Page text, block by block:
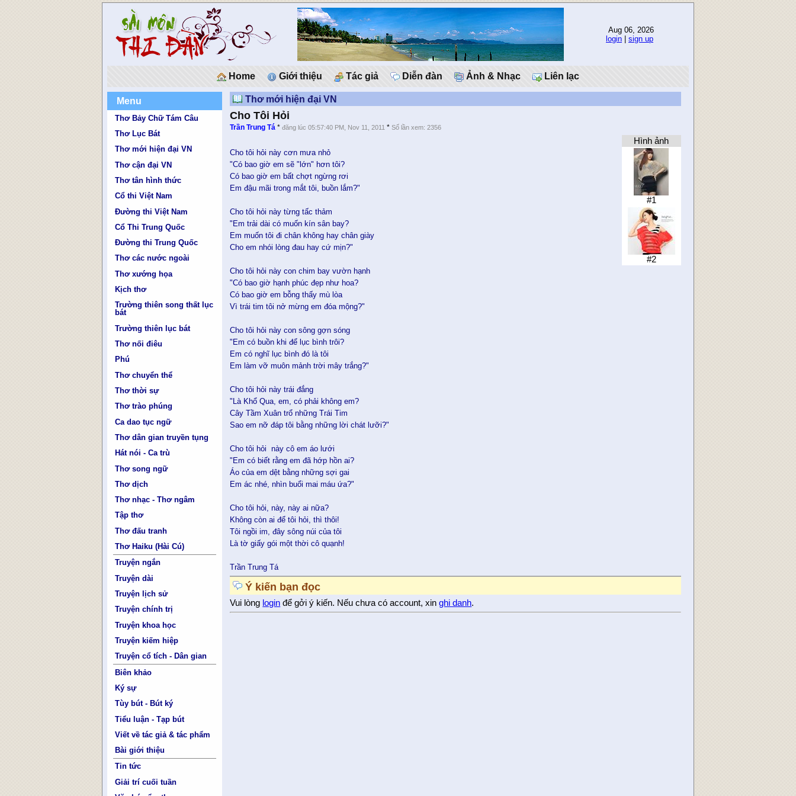
Aug 06, 2026
login
sign up
Home Giới thiệu Tác giả Diễn đàn Ảnh & Nhạc Liên lạc
Menu
Thơ Bảy Chữ Tám Câu
Thơ Lục Bát
Thơ mới hiện đại VN
Thơ cận đại VN
Thơ tân hình thức
Cổ thi Việt Nam
Đường thi Việt Nam
Cổ Thi Trung Quốc
Đường thi Trung Quốc
Thơ các nước ngoài
Thơ xướng họa
Kịch thơ
Trường thiên song thất lục
bát
Trường thiên lục bát
Thơ nối điêu
Phú
Thơ chuyển thể
Thơ thời sự
Thơ trào phúng
Ca dao tục ngữ
Thơ dân gian truyền tụng
Hát nói - Ca trù
Thơ song ngữ
Thơ dịch
Thơ nhạc - Thơ ngâm
Tập thơ
Thơ đấu tranh
Thơ Haiku (Hài Cú)
Truyện ngắn
Truyện dài
Truyện lịch sử
Truyện chính trị
Truyện khoa học
Truyện kiếm hiệp
Truyện cổ tích - Dân gian
Biên khảo
Ký sự
Tùy bút - Bút ký
Tiểu luận - Tạp bút
Viết về tác giả & tác phẩm
Bài giới thiệu
Tin tức
Giải trí cuối tuần
Thơ mới hiện đại VN
Cho Tôi Hỏi
Trần Trung Tá *đăng lúc 05:57:40 PM, Nov 11, 2011 *Số lần xem: 2356
Hình ảnh
#1
#2
Cho tôi hỏi này cơn mưa nhỏ
"Có bao giờ em sẽ "lớn" hơn tôi?
Có bao giờ em bất chợt ngừng rơi
Em đậu mãi trong mắt tôi, buồn lắm?"
Cho tôi hỏi này từng tấc thảm
"Em trải dài có muốn kín sân bay?
Em muốn tôi đi chân không hay chân giày
Cho em nhói lòng đau hay cứ mịn?"
Cho tôi hỏi này con chim bay vườn hạnh
"Có bao giờ hạnh phúc đẹp như hoa?
Có bao giờ em bỗng thấy mù lòa
Vì trái tim tôi nở mừng em đóa mộng?"
Cho tôi hỏi này con sông gợn sóng
"Em có buồn khi để lục bình trôi?
Em có nghĩ lục bình đó là tôi
Em làm vỡ muôn mảnh trời mây trắng?"
Cho tôi hỏi này trái đắng
"Là Khổ Qua, em, có phải không em?
Cây Tầm Xuân trổ những Trái Tim
Sao em nỡ đáp tôi bằng những lời chát lưỡi?"
Cho tôi hỏi này cô em áo lưới
"Em có biết rằng em đã hớp hồn ai?
Áo của em dệt bằng những sợi gai
Em ác nhé, nhìn buổi mai máu ứa?"
Cho tôi hỏi, này, này ai nữa?
Không còn ai để tôi hỏi, thì thôi!
Tôi ngồi im, đây sông núi của tôi
Là tờ giấy gói một thời cô quạnh!
Trần Trung Tá
Ý kiến bạn đọc
Vui lòng login để gởi ý kiến. Nếu chưa có account, xinghi danh.